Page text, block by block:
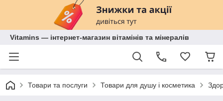
Vitamins — інтернет-магазин вітамінів та мінералів
Товари та послуги Товари для душу і косметика